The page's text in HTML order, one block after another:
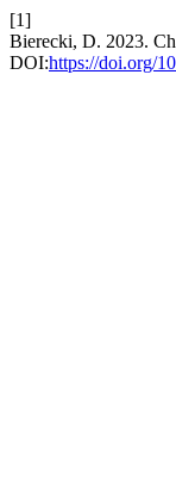
[1]
Bierecki, D. 2023.
DOI:https://doi.org/